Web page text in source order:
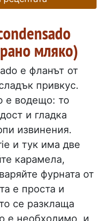
мляко)
е фланът от
привкус.
е водещо: то
и гладка
извинения.
и тук има две
карамела,
фурната от
е проста и
се разклаща
е необходимо, и